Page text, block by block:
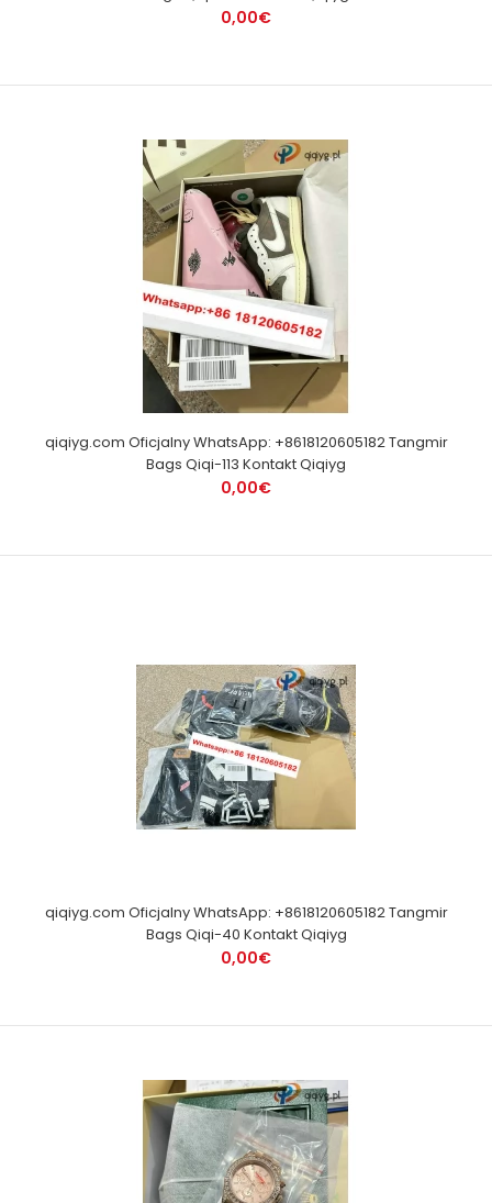
0,00€
qiqiyg.com Oficjalny WhatsApp: +8618120605182 Tangmir
Bags Qiqi-113 Kontakt Qiqiyg
0,00€
qiqiyg.com Oficjalny WhatsApp: +8618120605182 Tangmir
Bags Qiqi-40 Kontakt Qiqiyg
0,00€